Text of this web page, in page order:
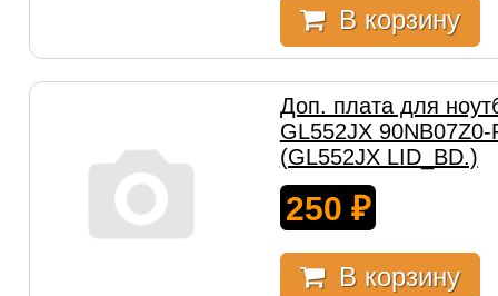
В корзину
Доп. плата для
GL552JX 90NB07Z0-
(GL552JX LID_BD.)
250 ₽
В корзину